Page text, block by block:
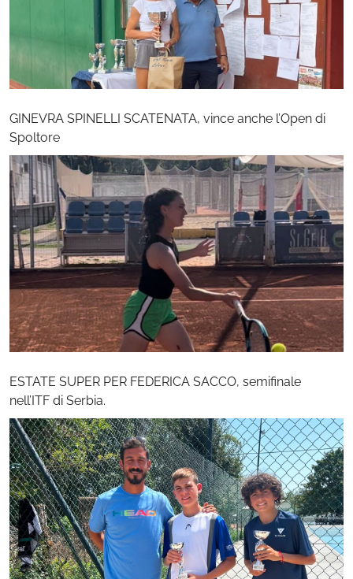
GINEVRA SPINELLI SCATENATA, vince anche l’Open di
Spoltore
ESTATE SUPER PER FEDERICA SACCO, semifinale
nell’ITF di Serbia.